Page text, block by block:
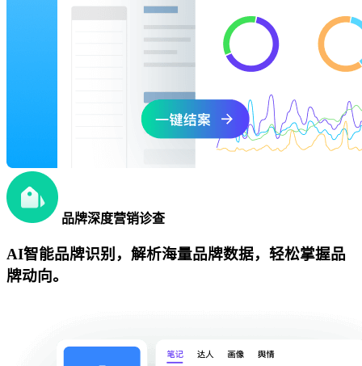
品牌深度营销诊查
AI智能品牌识别，解析海量品牌数据，轻松掌握品
牌动向。